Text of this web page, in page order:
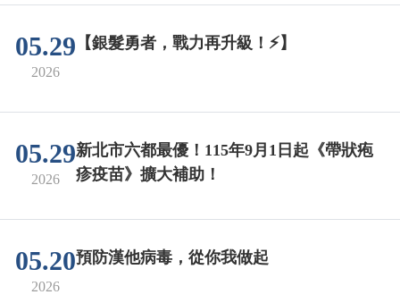
05.29
2026
【銀髮勇者，戰力再升級！⚡️】
05.29
2026
新北市六都最優！115年9月1日起《帶狀疱
疹疫苗》擴大補助！
05.20
2026
預防漢他病毒，從你我做起